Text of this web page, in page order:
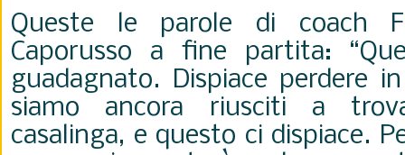
Queste le parole di coach
Caporusso a fine partita:
guadagnato. Dispiace perdere
siamo ancora riusciti a
casalinga, e questo ci dispiace.